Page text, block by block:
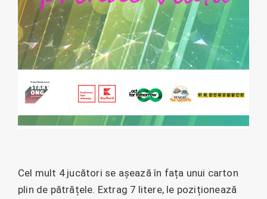
Cel mult 4 jucători se așează în fața unui carton
plin de pătrățele. Extrag 7 litere, le poziționează